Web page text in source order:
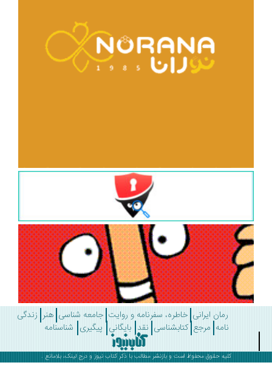
رمان ایرانی خاطره، سفرنامه و روایت جامعه شناسی هنر زندگی
مرجع کتابشناسی نقد بایگانی پیگیری شناسنامه
کلیه حقوق محفوظ است و بازنشر مطالب با ذکرکتاب نیوزو درج لینک، بلامانع .